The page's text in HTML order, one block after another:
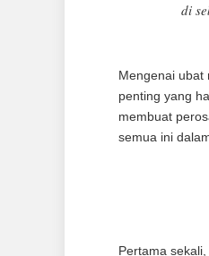
di
Mengenai ubat
penting yang
membuat
semua ini
Pertama